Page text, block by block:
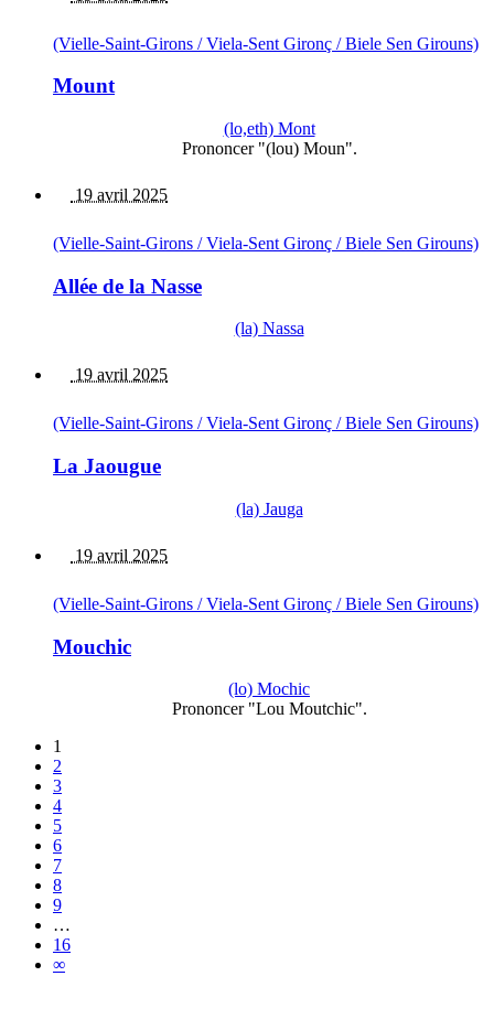
(Vielle-Saint-Girons / Viela-Sent Gironç / Biele Sen Girouns)
Mount
(lo,eth) Mont
Prononcer "(lou) Moun".
19 avril 2025
(Vielle-Saint-Girons / Viela-Sent Gironç / Biele Sen Girouns)
Allée de la Nasse
(la) Nassa
19 avril 2025
(Vielle-Saint-Girons / Viela-Sent Gironç / Biele Sen Girouns)
La Jaougue
(la) Jauga
19 avril 2025
(Vielle-Saint-Girons / Viela-Sent Gironç / Biele Sen Girouns)
Mouchic
(lo) Mochic
Prononcer "Lou Moutchic".
1
2
3
4
5
6
7
8
9
…
16
∞